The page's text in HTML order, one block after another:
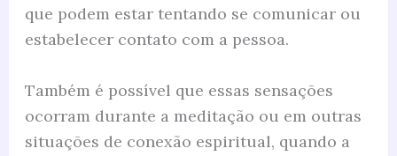
que podem estar tentando se comunicar ou
estabelecer contato com a pessoa.
Também é possível que essas sensações
ocorram durante a meditação ou em outras
situações de conexão espiritual, quando a